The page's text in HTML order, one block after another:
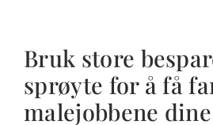
Bruk store
sprøyte for å få
malejobbene dine